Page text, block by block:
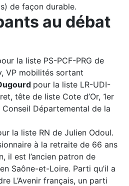
de façon durable.
au débat
la liste PS-PCF-PRG de
VP mobilités sortant
pour la liste LR-UDI-
tête de liste Cote d’Or, 1er
Départemental de la
la liste RN de Julien Odoul.
à la retraite de 66 ans
il est l’ancien patron de
Saône-et-Loire. Parti qu’il a
L’Avenir français, un parti